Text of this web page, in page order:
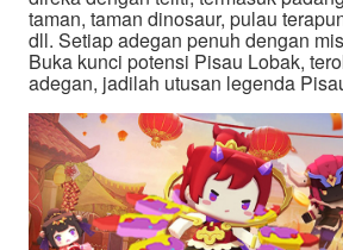
taman, taman dinosaur, pulau
dll. Setiap adegan penuh dengan
Buka kunci potensi Pisau Lobak,
adegan, jadilah utusan legenda